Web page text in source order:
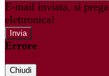
E-mail inviata, si
elettronica!
Errore
Chiudi